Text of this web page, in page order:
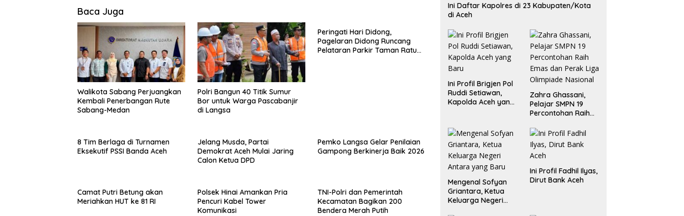
Baca Juga
Walikota Sabang Perjuangkan
Kembali Penerbangan Rute
Sabang-Medan
Polri Bangun 40 Titik Sumur
Bor untuk Warga Pascabanjir
di Langsa
Peringati Hari Didong,
Pagelaran Didong Runcang
Pelataran Parkir Taman Ratu
8 Tim Berlaga di Turnamen
Eksekutif PSSI Banda Aceh
Jelang Musda, Partai
Demokrat Aceh Mulai Jaring
Calon Ketua DPD
Pemko Langsa Gelar Penilaian
Gampong Berkinerja Baik 2026
Camat Putri Betung akan
Meriahkan HUT ke 81 RI
Polsek Hinai Amankan Pria
Pencuri Kabel Tower
Komunikasi
TNI-Polri dan Pemerintah
Kecamatan Bagikan 200
Bendera Merah Putih
Ini Daftar Kapolres di 23 Kabupaten/Kota
di Aceh
Ini Profil Brigjen Pol
Ruddi Setiawan,
Kapolda Aceh yang
Zahra Ghassani,
Pelajar SMPN 19
Percontohan Raih
Liga Olimpiade
Nasional
Mengenal Sofyan
Griantara, Ketua
Keluarga Negeri
Ini Profil Fadhil Ilyas,
Dirut Bank Aceh